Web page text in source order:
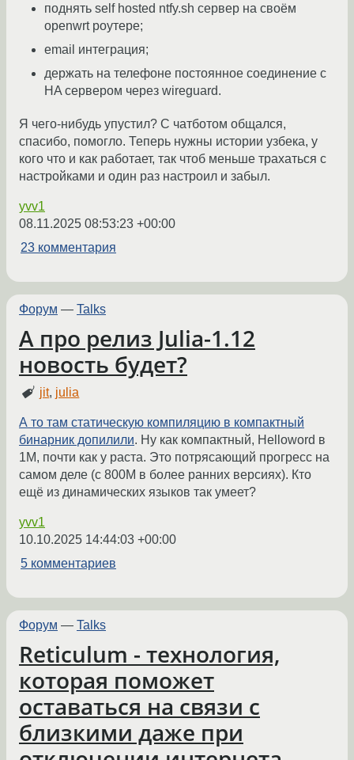
поднять self hosted ntfy.sh сервер на своём
openwrt роутере;
email интеграция;
держать на телефоне постоянное соединение с
HA сервером через wireguard.
Я чего-нибудь упустил? С чатботом общался,
спасибо, помогло. Теперь нужны истории узбека, у
кого что и как работает, так чтоб меньше трахаться с
настройками и один раз настроил и забыл.
yvv1
08.11.2025 08:53:23 +00:00
23 комментария
Форум — Talks
А про релиз Julia-1.12
новость будет?
jit, julia
А то там статическую компиляцию в компактный
бинарник допилили. Ну как компактный, Helloword в
1M, почти как у раста. Это потрясающий прогресс на
самом деле (с 800M в более ранних версиях). Кто
ещё из динамических языков так умеет?
yvv1
10.10.2025 14:44:03 +00:00
5 комментариев
Форум — Talks
Reticulum - технология,
которая поможет
оставаться на связи с
близкими даже при